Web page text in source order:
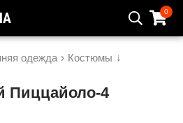
0
одежда › Костюмы ↓
Пиццайоло-4